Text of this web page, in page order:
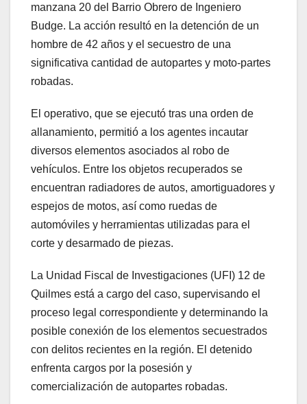
manzana 20 del Barrio Obrero de Ingeniero
Budge. La acción resultó en la detención de un
hombre de 42 años y el secuestro de una
significativa cantidad de autopartes y moto-partes
robadas.
El operativo, que se ejecutó tras una orden de
allanamiento, permitió a los agentes incautar
diversos elementos asociados al robo de
vehículos. Entre los objetos recuperados se
encuentran radiadores de autos, amortiguadores y
espejos de motos, así como ruedas de
automóviles y herramientas utilizadas para el
corte y desarmado de piezas.
La Unidad Fiscal de Investigaciones (UFI) 12 de
Quilmes está a cargo del caso, supervisando el
proceso legal correspondiente y determinando la
posible conexión de los elementos secuestrados
con delitos recientes en la región. El detenido
enfrenta cargos por la posesión y
comercialización de autopartes robadas.